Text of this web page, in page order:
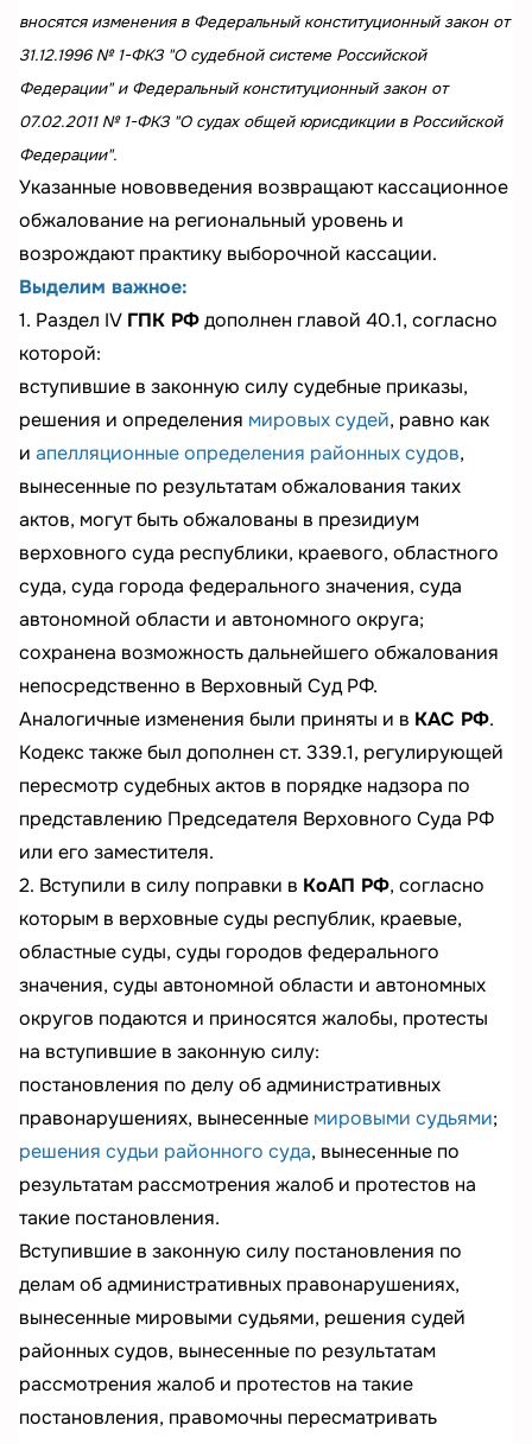
вносятся изменения в Федеральный конституционный закон от
31.12.1996 № 1-ФКЗ "О судебной системе Российской
Федерации" и Федеральный конституционный закон от
07.02.2011 № 1-ФКЗ "О судах общей юрисдикции в Российской
Федерации".
Указанные нововведения возвращают кассационное
обжалование на региональный уровень и
возрождают практику выборочной кассации.
Выделим важное:
1. Раздел IV ГПК РФдополнен главой 40.1, согласно
которой:
вступившие в законную силу судебные приказы,
решения и определения мировых судей, равно как
и апелляционные определения районных судов,
вынесенные по результатам обжалования таких
актов, могут быть обжалованы в президиум
верховного суда республики, краевого, областного
суда, суда города федерального значения, суда
автономной области и автономного округа;
сохранена возможность дальнейшего обжалования
непосредственно в Верховный Суд РФ.
Аналогичные изменения были приняты и в КАС РФ.
Кодекс также был дополнен ст. 339.1, регулирующей
пересмотр судебных актов в порядке надзора по
представлению Председателя Верховного Суда РФ
или его заместителя.
2. Вступили в силу поправки в КоАП РФ, согласно
которым в верховные суды республик, краевые,
областные суды, суды городов федерального
значения, суды автономной области и автономных
округов подаются и приносятся жалобы, протесты
на вступившие в законную силу:
постановления по делу об административных
правонарушениях, вынесенные мировыми судьями;
решения судьи районного суда, вынесенные по
результатам рассмотрения жалоб и протестов на
такие постановления.
Вступившие в законную силу постановления по
делам об административных правонарушениях,
вынесенные мировыми судьями, решения судей
районных судов, вынесенные по результатам
рассмотрения жалоб и протестов на такие
постановления, правомочны пересматривать